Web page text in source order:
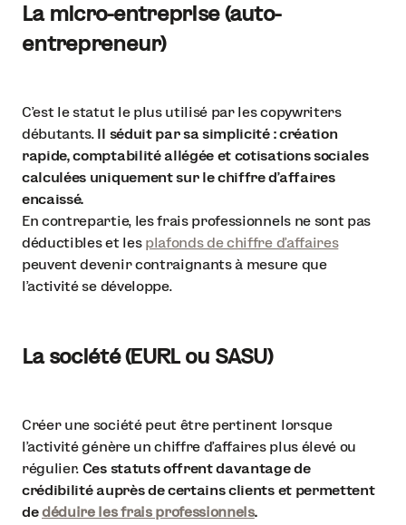
La micro-entreprise (auto-
entrepreneur)
C’est le statut le plus utilisé par les copywriters
débutants. Il séduit par sa simplicité : création
rapide, comptabilité allégée et cotisations sociales
calculées uniquement sur le chiffre d'affaires
encaissé.
En contrepartie, les frais professionnels ne sont pas
déductibles et les plafonds de chiffre d’affaires
peuvent devenir contraignants à mesure que
l’activité se développe.
La société (EURL ou SASU)
Créer une société peut être pertinent lorsque
l’activité génère un chiffre d’affaires plus élevé ou
régulier. Ces statuts offrent davantage de
crédibilité auprès de certains clients et permettent
dedéduire les frais professionnels.